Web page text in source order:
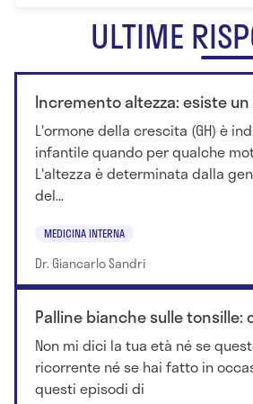
ULTIME
Incremento altezza: esiste
L'ormone della crescita (GH) è
infantile quando per qualche
L'altezza è determinata dalla
del...
MEDICINA INTERNA
Dr. Giancarlo Sandri
Palline bianche sulle tonsille:
Non mi dici la tua età né se
ricorrente né se hai fatto in
questi episodi di